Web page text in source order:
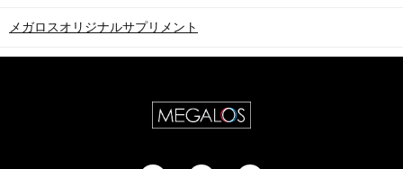
メガロスオリジナルサプリメント